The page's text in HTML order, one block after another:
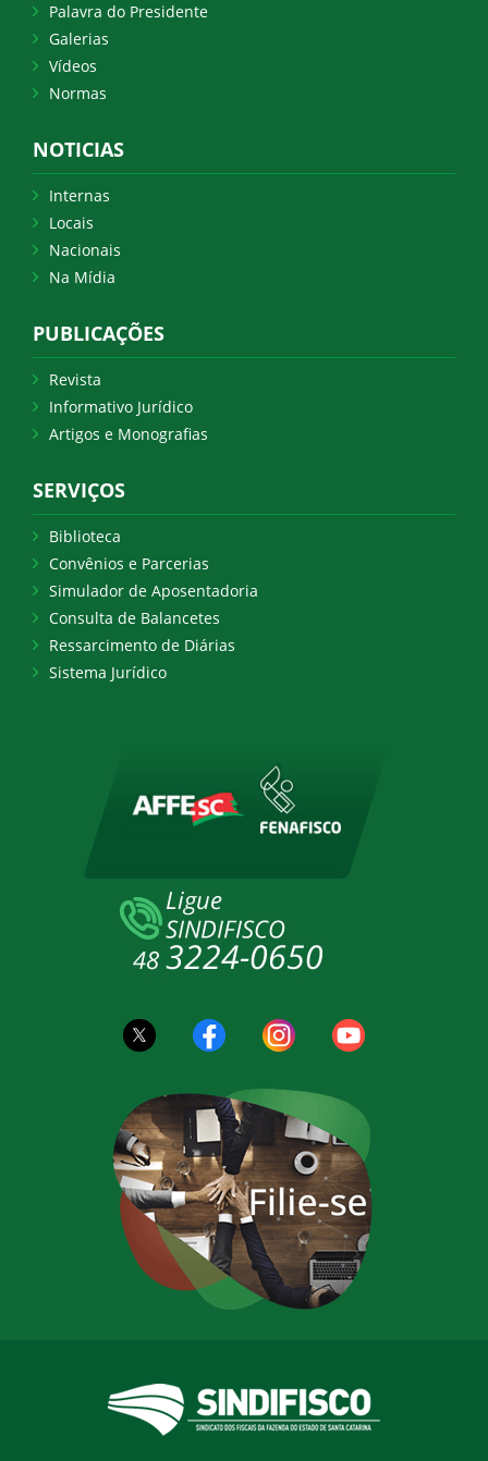
Palavra do Presidente
Galerias
Vídeos
Normas
NOTICIAS
Internas
Locais
Nacionais
Na Mídia
PUBLICAÇÕES
Revista
Informativo Jurídico
Artigos e Monografias
SERVIÇOS
Biblioteca
Convênios e Parcerias
Simulador de Aposentadoria
Consulta de Balancetes
Ressarcimento de Diárias
Sistema Jurídico